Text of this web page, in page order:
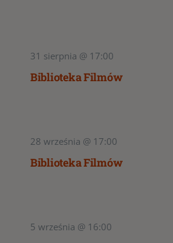
31 sierpnia @ 17:00
Biblioteka Filmów
28 września @ 17:00
Biblioteka Filmów
5 września @ 16:00